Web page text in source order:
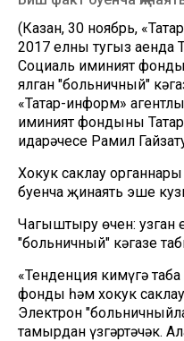
(Казан, 30 ноябрь,
2017 елның тугыз аенда
Социаль иминият
ялган "больничный"
«Татар-информ»
иминият фондының
идарәчесе Рамил
Хокук саклау
буенча җинаять эше
Чагыштыру өчен: узган
"больничный" кәгазе
«Тенденция кимүгә
фонды һәм хокук
Электрон
тамырдан үзгәртәчәк.